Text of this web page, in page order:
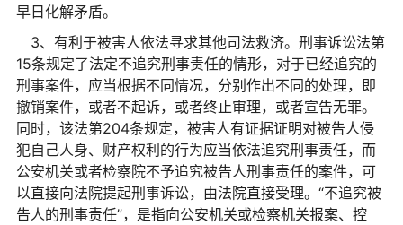
早日化解矛盾。
3、有利于被害人依法寻求其他司法救济。刑事诉讼法第
15条规定了法定不追究刑事责任的情形，对于已经追究的
刑事案件，应当根据不同情况，分别作出不同的处理，即
撤销案件，或者不起诉，或者终止审理，或者宣告无罪。
同时，该法第204条规定，被害人有证据证明对被告人侵
犯自己人身、财产权利的行为应当依法追究刑事责任，而
公安机关或者检察院不予追究被告人刑事责任的案件，可
以直接向法院提起刑事诉讼，由法院直接受理。“不追究被
告人的刑事责任”，是指向公安机关或检察机关报案、控